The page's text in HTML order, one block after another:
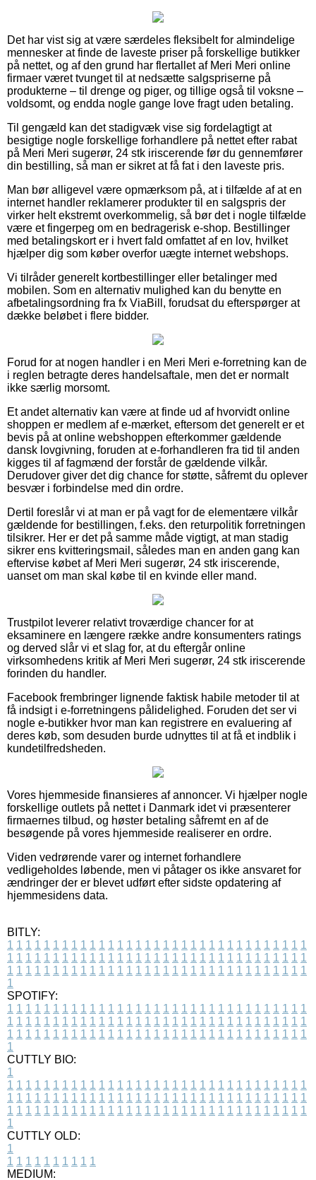
Det har vist sig at være særdeles fleksibelt for almindelige
mennesker at finde de laveste priser på forskellige butikker
på nettet, og af den grund har flertallet af Meri Meri online
firmaer været tvunget til at nedsætte salgspriserne på
produkterne – til drenge og piger, og tillige også til voksne –
voldsomt, og endda nogle gange love fragt uden betaling.
Til gengæld kan det stadigvæk vise sig fordelagtigt at
besigtige nogle forskellige forhandlere på nettet efter rabat
på Meri Meri sugerør, 24 stk iriscerende før du gennemfører
din bestilling, så man er sikret at få fat i den laveste pris.
Man bør alligevel være opmærksom på, at i tilfælde af at en
internet handler reklamerer produkter til en salgspris der
virker helt ekstremt overkommelig, så bør det i nogle tilfælde
være et fingerpeg om en bedragerisk e-shop. Bestillinger
med betalingskort er i hvert fald omfattet af en lov, hvilket
hjælper dig som køber overfor uægte internet webshops.
Vi tilråder generelt kortbestillinger eller betalinger med
mobilen. Som en alternativ mulighed kan du benytte en
afbetalingsordning fra fx ViaBill, forudsat du efterspørger at
dække beløbet i flere bidder.
Forud for at nogen handler i en Meri Meri e-forretning kan de
i reglen betragte deres handelsaftale, men det er normalt
ikke særlig morsomt.
Et andet alternativ kan være at finde ud af hvorvidt online
shoppen er medlem af e-mærket, eftersom det generelt er et
bevis på at online webshoppen efterkommer gældende
dansk lovgivning, foruden at e-forhandleren fra tid til anden
kigges til af fagmænd der forstår de gældende vilkår.
Derudover giver det dig chance for støtte, såfremt du oplever
besvær i forbindelse med din ordre.
Dertil foreslår vi at man er på vagt for de elementære vilkår
gældende for bestillingen, f.eks. den returpolitik forretningen
tilsikrer. Her er det på samme måde vigtigt, at man stadig
sikrer ens kvitteringsmail, således man en anden gang kan
eftervise købet af Meri Meri sugerør, 24 stk iriscerende,
uanset om man skal købe til en kvinde eller mand.
Trustpilot leverer relativt troværdige chancer for at
eksaminere en længere række andre konsumenters ratings
og derved slår vi et slag for, at du eftergår online
virksomhedens kritik af Meri Meri sugerør, 24 stk iriscerende
forinden du handler.
Facebook frembringer lignende faktisk habile metoder til at
få indsigt i e-forretningens pålidelighed. Foruden det ser vi
nogle e-butikker hvor man kan registrere en evaluering af
deres køb, som desuden burde udnyttes til at få et indblik i
kundetilfredsheden.
Vores hjemmeside finansieres af annoncer. Vi hjælper nogle
forskellige outlets på nettet i Danmark idet vi præsenterer
firmaernes tilbud, og høster betaling såfremt en af de
besøgende på vores hjemmeside realiserer en ordre.
Viden vedrørende varer og internet forhandlere
vedligeholdes løbende, men vi påtager os ikke ansvaret for
ændringer der er blevet udført efter sidste opdatering af
hjemmesidens data.
BITLY:
1 1 1 1 1 1 1 1 1 1 1 1 1 1 1 1 1 1 1 1 1 1 1 1 1 1 1 1 1 1 1 1 1
1 1 1 1 1 1 1 1 1 1 1 1 1 1 1 1 1 1 1 1 1 1 1 1 1 1 1 1 1 1 1 1 1
1 1 1 1 1 1 1 1 1 1 1 1 1 1 1 1 1 1 1 1 1 1 1 1 1 1 1 1 1 1 1 1 1
1
SPOTIFY:
1 1 1 1 1 1 1 1 1 1 1 1 1 1 1 1 1 1 1 1 1 1 1 1 1 1 1 1 1 1 1 1 1
1 1 1 1 1 1 1 1 1 1 1 1 1 1 1 1 1 1 1 1 1 1 1 1 1 1 1 1 1 1 1 1 1
1 1 1 1 1 1 1 1 1 1 1 1 1 1 1 1 1 1 1 1 1 1 1 1 1 1 1 1 1 1 1 1 1
1
CUTTLY BIO:
1
1 1 1 1 1 1 1 1 1 1 1 1 1 1 1 1 1 1 1 1 1 1 1 1 1 1 1 1 1 1 1 1 1
1 1 1 1 1 1 1 1 1 1 1 1 1 1 1 1 1 1 1 1 1 1 1 1 1 1 1 1 1 1 1 1 1
1 1 1 1 1 1 1 1 1 1 1 1 1 1 1 1 1 1 1 1 1 1 1 1 1 1 1 1 1 1 1 1 1
1
CUTTLY OLD:
1
1 1 1 1 1 1 1 1 1 1
MEDIUM: